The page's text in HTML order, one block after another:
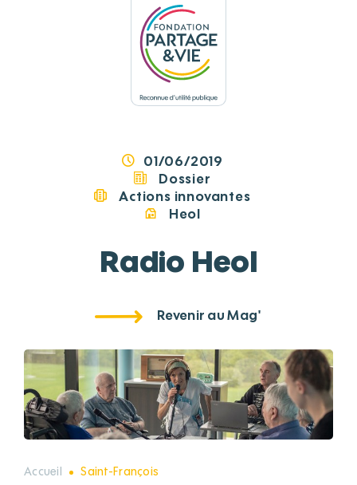
01/06/2019
Dossier
Actions innovantes
Heol
Radio Heol
Revenir au Mag'
Accueil Saint-François
Panneau de gestion des cookies